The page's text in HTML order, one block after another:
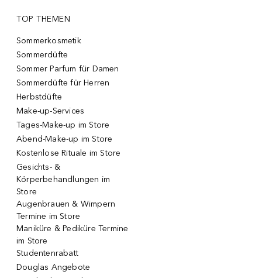
TOP THEMEN
Sommerkosmetik
Sommerdüfte
Sommer Parfum für Damen
Sommerdüfte für Herren
Herbstdüfte
Make-up-Services
Tages-Make-up im Store
Abend-Make-up im Store
Kostenlose Rituale im Store
Gesichts- &
Körperbehandlungen im
Store
Augenbrauen & Wimpern
Termine im Store
Maniküre & Pediküre Termine
im Store
Studentenrabatt
Douglas Angebote